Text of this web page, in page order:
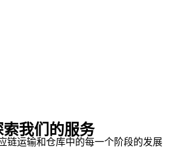
索我们的服务
链运输和仓库中的每一个阶段的发展